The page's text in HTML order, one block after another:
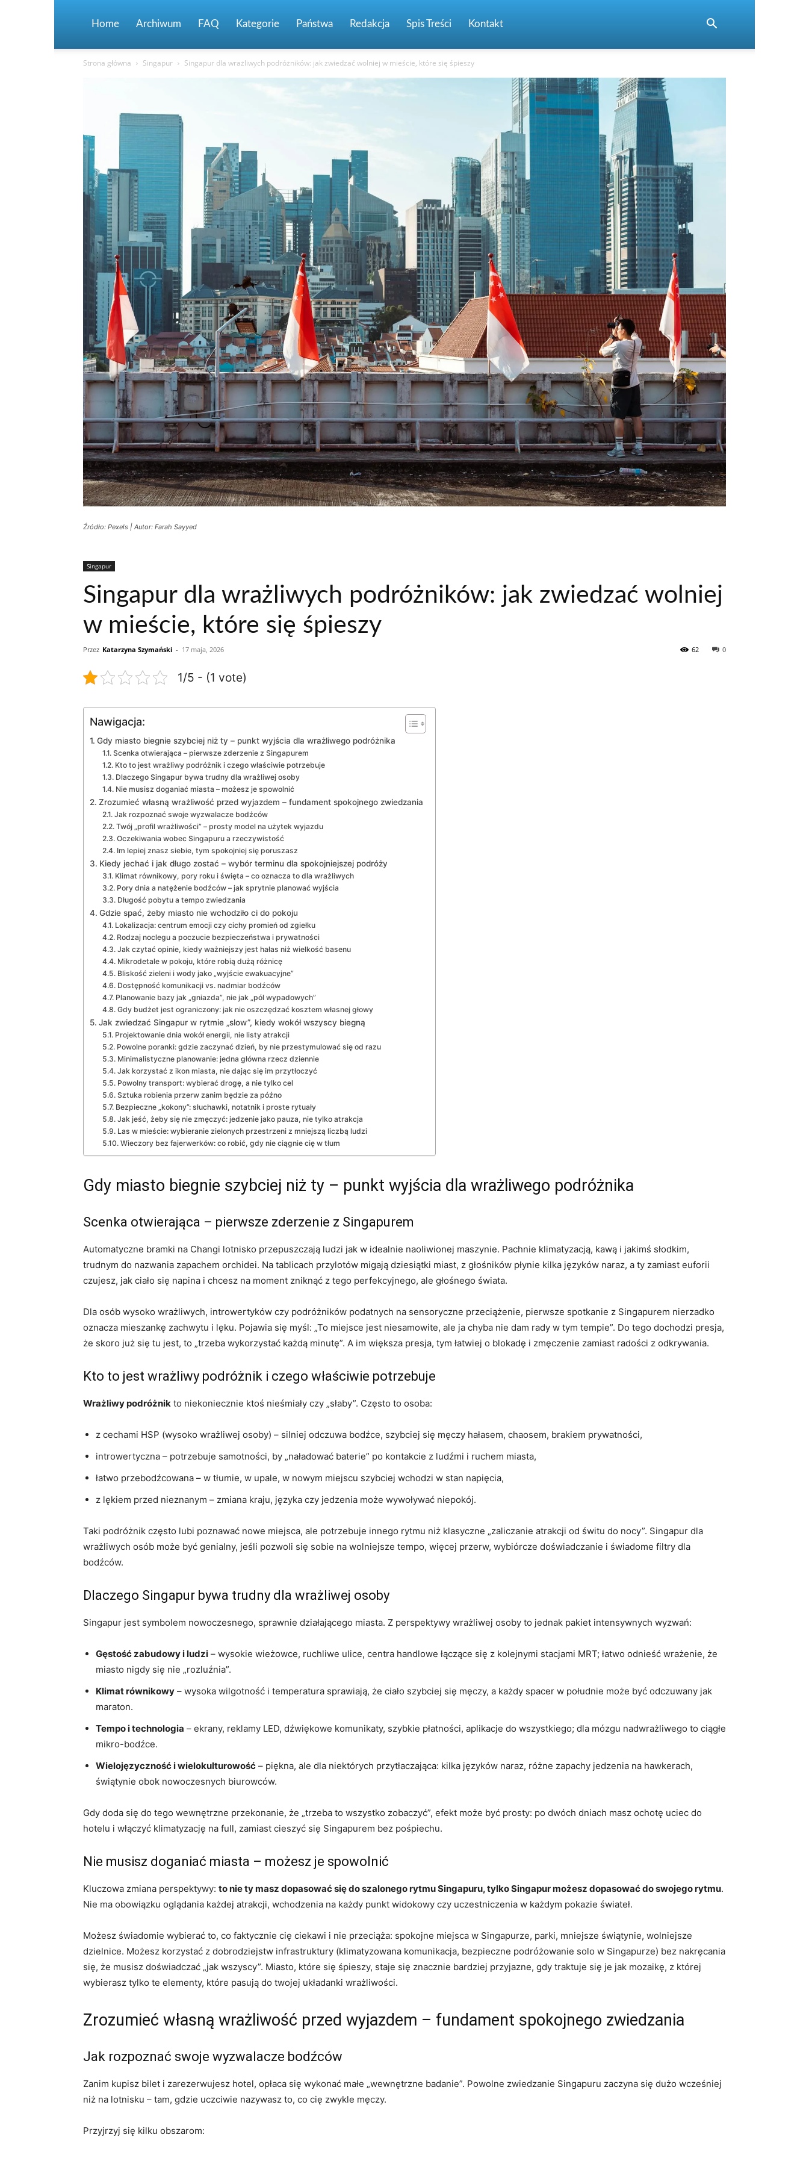
Home Archiwum FAQ Kategorie Państwa Redakcja Spis Treści Kontakt
Strona główna Singapur Singapur dla wrażliwych podróżników: jak zwiedzać wolniej w mieście, które się śpieszy
Źródło: Pexels | Autor: Farah Sayyed
Singapur
Singapur dla wrażliwych podróżników: jak zwiedzać wolniej
w mieście, które się śpieszy
Przez Katarzyna Szymański - 17 maja, 2026 0
62
1/5 - (1 vote)
Nawigacja:
Gdy miasto biegnie szybciej niż ty – punkt wyjścia dla wrażliwego podróżnika
Scenka otwierająca – pierwsze zderzenie z Singapurem
Kto to jest wrażliwy podróżnik i czego właściwie potrzebuje
Dlaczego Singapur bywa trudny dla wrażliwej osoby
Nie musisz doganiać miasta – możesz je spowolnić
Zrozumieć własną wrażliwość przed wyjazdem – fundament spokojnego zwiedzania
Jak rozpoznać swoje wyzwalacze bodźców
Twój „profil wrażliwości” – prosty model na użytek wyjazdu
Oczekiwania wobec Singapuru a rzeczywistość
Im lepiej znasz siebie, tym spokojniej się poruszasz
Kiedy jechać i jak długo zostać – wybór terminu dla spokojniejszej podróży
Klimat równikowy, pory roku i święta – co oznacza to dla wrażliwych
Pory dnia a natężenie bodźców – jak sprytnie planować wyjścia
Długość pobytu a tempo zwiedzania
Gdzie spać, żeby miasto nie wchodziło ci do pokoju
Lokalizacja: centrum emocji czy cichy promień od zgiełku
Rodzaj noclegu a poczucie bezpieczeństwa i prywatności
Jak czytać opinie, kiedy ważniejszy jest hałas niż wielkość basenu
Mikrodetale w pokoju, które robią dużą różnicę
Bliskość zieleni i wody jako „wyjście ewakuacyjne”
Dostępność komunikacji vs. nadmiar bodźców
Planowanie bazy jak „gniazda”, nie jak „pól wypadowych”
Gdy budżet jest ograniczony: jak nie oszczędzać kosztem własnej głowy
Jak zwiedzać Singapur w rytmie „slow”, kiedy wokół wszyscy biegną
Projektowanie dnia wokół energii, nie listy atrakcji
Powolne poranki: gdzie zaczynać dzień, by nie przestymulować się od razu
Minimalistyczne planowanie: jedna główna rzecz dziennie
Jak korzystać z ikon miasta, nie dając się im przytłoczyć
Powolny transport: wybierać drogę, a nie tylko cel
Sztuka robienia przerw zanim będzie za późno
Bezpieczne „kokony”: słuchawki, notatnik i proste rytuały
Jak jeść, żeby się nie zmęczyć: jedzenie jako pauza, nie tylko atrakcja
Las w mieście: wybieranie zielonych przestrzeni z mniejszą liczbą ludzi
Wieczory bez fajerwerków: co robić, gdy nie ciągnie cię w tłum
Gdy miasto biegnie szybciej niż ty – punkt wyjścia dla wrażliwego podróżnika
Scenka otwierająca – pierwsze zderzenie z Singapurem
Automatyczne bramki na Changi lotnisko przepuszczają ludzi jak w idealnie naoliwionej maszynie. Pachnie klimatyzacją, kawą i jakimś słodkim,
trudnym do nazwania zapachem orchidei. Na tablicach przylotów migają dziesiątki miast, z głośników płynie kilka języków naraz, a ty zamiast euforii
czujesz, jak ciało się napina i chcesz na moment zniknąć z tego perfekcyjnego, ale głośnego świata.
Dla osób wysoko wrażliwych, introwertyków czy podróżników podatnych na sensoryczne przeciążenie, pierwsze spotkanie z Singapurem nierzadko
oznacza mieszankę zachwytu i lęku. Pojawia się myśl: „To miejsce jest niesamowite, ale ja chyba nie dam rady w tym tempie”. Do tego dochodzi presja,
że skoro już się tu jest, to „trzeba wykorzystać każdą minutę”. A im większa presja, tym łatwiej o blokadę i zmęczenie zamiast radości z odkrywania.
Kto to jest wrażliwy podróżnik i czego właściwie potrzebuje
Wrażliwy podróżnik to niekoniecznie ktoś nieśmiały czy „słaby”. Często to osoba:
z cechami HSP (wysoko wrażliwej osoby) – silniej odczuwa bodźce, szybciej się męczy hałasem, chaosem, brakiem prywatności,
introwertyczna – potrzebuje samotności, by „naładować baterie” po kontakcie z ludźmi i ruchem miasta,
łatwo przebodźcowana – w tłumie, w upale, w nowym miejscu szybciej wchodzi w stan napięcia,
z lękiem przed nieznanym – zmiana kraju, języka czy jedzenia może wywoływać niepokój.
Taki podróżnik często lubi poznawać nowe miejsca, ale potrzebuje innego rytmu niż klasyczne „zaliczanie atrakcji od świtu do nocy”. Singapur dla
wrażliwych osób może być genialny, jeśli pozwoli się sobie na wolniejsze tempo, więcej przerw, wybiórcze doświadczanie i świadome filtry dla
bodźców.
Dlaczego Singapur bywa trudny dla wrażliwej osoby
Singapur jest symbolem nowoczesnego, sprawnie działającego miasta. Z perspektywy wrażliwej osoby to jednak pakiet intensywnych wyzwań:
Gęstość zabudowy i ludzi – wysokie wieżowce, ruchliwe ulice, centra handlowe łączące się z kolejnymi stacjami MRT; łatwo odnieść wrażenie, że
miasto nigdy się nie „rozluźnia”.
Klimat równikowy – wysoka wilgotność i temperatura sprawiają, że ciało szybciej się męczy, a każdy spacer w południe może być odczuwany jak
maraton.
Tempo i technologia – ekrany, reklamy LED, dźwiękowe komunikaty, szybkie płatności, aplikacje do wszystkiego; dla mózgu nadwrażliwego to ciągłe
mikro-bodźce.
Wielojęzyczność i wielokulturowość – piękna, ale dla niektórych przytłaczająca: kilka języków naraz, różne zapachy jedzenia na hawkerach,
świątynie obok nowoczesnych biurowców.
Gdy doda się do tego wewnętrzne przekonanie, że „trzeba to wszystko zobaczyć”, efekt może być prosty: po dwóch dniach masz ochotę uciec do
hotelu i włączyć klimatyzację na full, zamiast cieszyć się Singapurem bez pośpiechu.
Nie musisz doganiać miasta – możesz je spowolnić
Kluczowa zmiana perspektywy: to nie ty masz dopasować się do szalonego rytmu Singapuru, tylko Singapur możesz dopasować do swojego rytmu.
Nie ma obowiązku oglądania każdej atrakcji, wchodzenia na każdy punkt widokowy czy uczestniczenia w każdym pokazie świateł.
Możesz świadomie wybierać to, co faktycznie cię ciekawi i nie przeciąża: spokojne miejsca w Singapurze, parki, mniejsze świątynie, wolniejsze
dzielnice. Możesz korzystać z dobrodziejstw infrastruktury (klimatyzowana komunikacja, bezpieczne podróżowanie solo w Singapurze) bez nakręcania
się, że musisz doświadczać „jak wszyscy”. Miasto, które się śpieszy, staje się znacznie bardziej przyjazne, gdy traktuje się je jak mozaikę, z której
wybierasz tylko te elementy, które pasują do twojej układanki wrażliwości.
Zrozumieć własną wrażliwość przed wyjazdem – fundament spokojnego zwiedzania
Jak rozpoznać swoje wyzwalacze bodźców
Zanim kupisz bilet i zarezerwujesz hotel, opłaca się wykonać małe „wewnętrzne badanie”. Powolne zwiedzanie Singapuru zaczyna się dużo wcześniej
niż na lotnisku – tam, gdzie uczciwie nazywasz to, co cię zwykle męczy.
Przyjrzyj się kilku obszarom: